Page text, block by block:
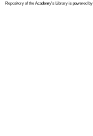
Repository of the Academy's Library is powered by